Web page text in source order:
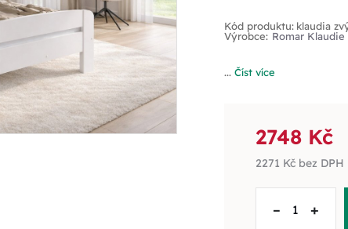
Kód produktu: klaudia
Výrobce: Romar Klaudie
... Číst více
2748 Kč
2271 Kčbez DPH
– +